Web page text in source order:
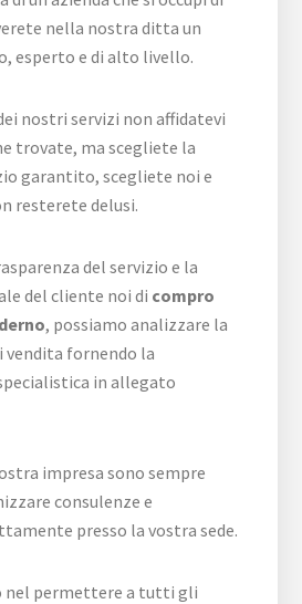
nella nostra ditta un
esperto e di alto livello.
nostri servizi non affidatevi
trovate, ma scegliete la
garantito, scegliete noi e
resterete delusi.
del servizio e la
del cliente noi di compro
, possiamo analizzare la
fornendo la
in allegato
impresa sono sempre
consulenze e
presso la vostra sede.
nel permettere a tutti gli